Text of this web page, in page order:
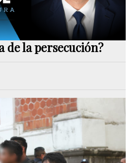
de la persecución?